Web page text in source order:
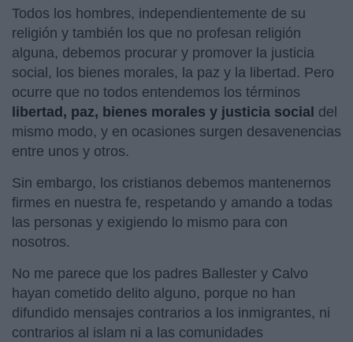
Todos los hombres, independientemente de su
religión y también los que no profesan religión
alguna, debemos procurar y promover la justicia
social, los bienes morales, la paz y la libertad. Pero
ocurre que no todos entendemos los términos
libertad, paz, bienes morales y justicia social del
mismo modo, y en ocasiones surgen desavenencias
entre unos y otros.
Sin embargo, los cristianos debemos mantenernos
firmes en nuestra fe, respetando y amando a todas
las personas y exigiendo lo mismo para con
nosotros.
No me parece que los padres Ballester y Calvo
hayan cometido delito alguno, porque no han
difundido mensajes contrarios a los inmigrantes, ni
contrarios al islam ni a las comunidades